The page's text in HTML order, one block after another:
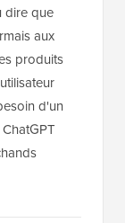
dire que
aux
produits
d'un